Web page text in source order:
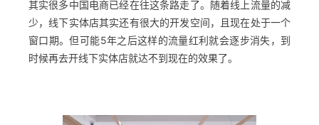
其实很多中国电商已经在往这条路走了。随着线上流量的减
少，线下实体店其实还有很大的开发空间，且现在处于一个
窗口期。但可能5年之后这样的流量红利就会逐步消失，到
时候再去开线下实体店就达不到现在的效果了。